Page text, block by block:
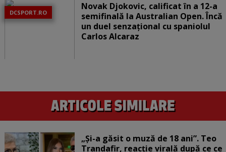
DCSPORT.RO
Novak Djokovic, calificat în a 12-a
semifinală la Australian Open. Încă
un duel senzațional cu spaniolul
Carlos Alcaraz
„Și-a găsit o muză de 18 ani”. Teo
Trandafir, reacție virală după ce ce